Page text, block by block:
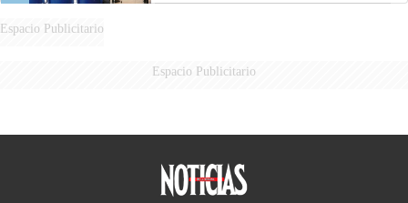
Espacio Publicitario
Espacio Publicitario